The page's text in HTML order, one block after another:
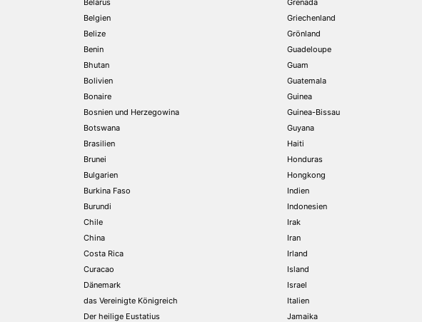
Belgien
Belize
Benin
Bhutan
Bolivien
Bonaire
Bosnien und Herzegowina
Botswana
Brasilien
Brunei
Bulgarien
Burkina Faso
Burundi
Chile
China
Costa Rica
Curacao
Dänemark
das Vereinigte Königreich
Der heilige Eustatius
Griechenland
Grönland
Guadeloupe
Guam
Guatemala
Guinea
Guinea-Bissau
Guyana
Haiti
Honduras
Hongkong
Indien
Indonesien
Irak
Iran
Irland
Island
Israel
Italien
Jamaika